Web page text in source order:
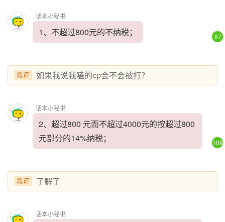
话本小秘书
1、不超过800元的不纳税； 87
段评 如果我说我嗑的cp会不会被打？
话本小秘书
2、超过800 元而不超过4000元的按超过800
元部分的14%纳税；
109
段评 了解了
话本小秘书